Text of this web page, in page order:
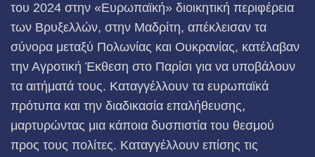
του 2024 στην «Ευρωπαϊκή» διοικητική περιφέρεια
των Βρυξελλών, στην Μαδρίτη, απέκλεισαν τα
σύνορα μεταξύ Πολωνίας και Ουκρανίας, κατέλαβαν
την Αγροτική Έκθεση στο Παρίσι για να υποβάλουν
τα αιτήματά τους. Καταγγέλλουν τα ευρωπαϊκά
πρότυπα και την διαδικασία επαλήθευσης,
μαρτυρώντας μια κάποια δυσπιστία του θεσμού
προς τους πολίτες. Καταγγέλλουν επίσης τις